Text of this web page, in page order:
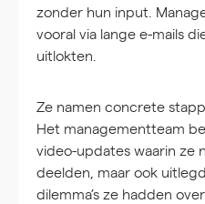
zonder hun input.
vooral via lange e-mails
uitlokten.
Ze namen concrete
Het managementteam
video-updates waarin ze
deelden, maar ook
dilemma’s ze hadden